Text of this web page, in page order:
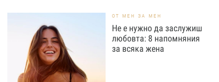
ОТ МЕН ЗА МЕН
Не е нужно да заслужиш
любовта: 8 напомняния
за всяка жена